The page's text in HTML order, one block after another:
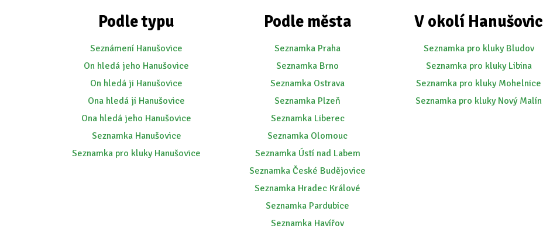
Podle typu
Seznámení Hanušovice
On hledá jeho Hanušovice
On hledá ji Hanušovice
Ona hledá ji Hanušovice
Ona hledá jeho Hanušovice
Seznamka Hanušovice
Seznamka pro kluky Hanušovice
Podle města
Seznamka Praha
Seznamka Brno
Seznamka Ostrava
Seznamka Plzeň
Seznamka Liberec
Seznamka Olomouc
Seznamka Ústí nad Labem
Seznamka České Budějovice
Seznamka Hradec Králové
Seznamka Pardubice
Seznamka Havířov
V okolí Hanušovic
Seznamka pro kluky Bludov
Seznamka pro kluky Libina
Seznamka pro kluky Mohelnice
Seznamka pro kluky Nový Malín